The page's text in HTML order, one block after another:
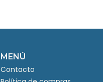
MENÚ
Contacto